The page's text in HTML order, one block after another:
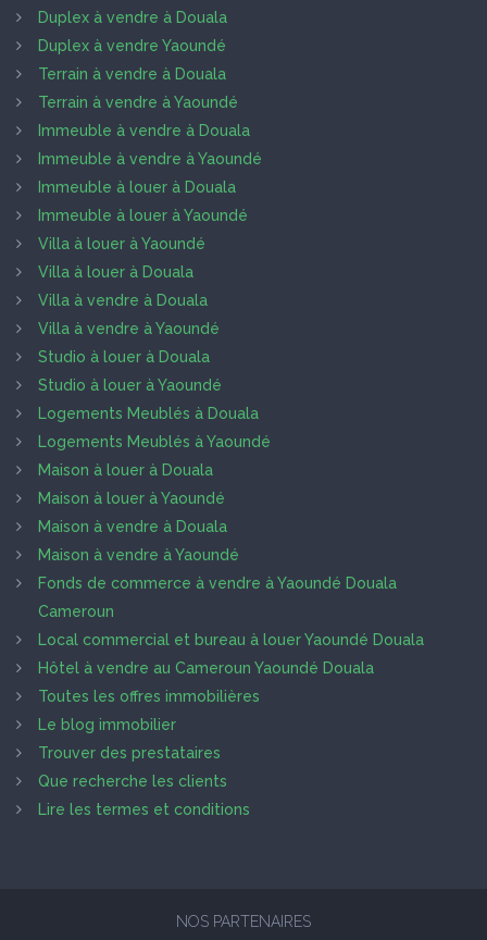
Duplex à vendre à Douala
Duplex à vendre Yaoundé
Terrain à vendre à Douala
Terrain à vendre à Yaoundé
Immeuble à vendre à Douala
Immeuble à vendre à Yaoundé
Immeuble à louer à Douala
Immeuble à louer à Yaoundé
Villa à louer à Yaoundé
Villa à louer à Douala
Villa à vendre à Douala
Villa à vendre à Yaoundé
Studio à louer à Douala
Studio à louer à Yaoundé
Logements Meublés à Douala
Logements Meublés à Yaoundé
Maison à louer à Douala
Maison à louer à Yaoundé
Maison à vendre à Douala
Maison à vendre à Yaoundé
Fonds de commerce à vendre à Yaoundé Douala
Cameroun
Local commercial et bureau à louer Yaoundé Douala
Hôtel à vendre au Cameroun Yaoundé Douala
Toutes les offres immobilières
Le blog immobilier
Trouver des prestataires
Que recherche les clients
Lire les termes et conditions
NOS PARTENAIRES